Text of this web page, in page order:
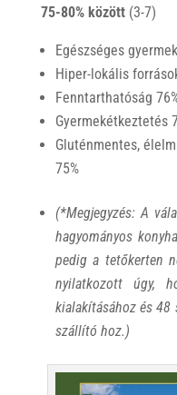
75-80% között(3-7)
Egészséges
Hiper-lokális
Fenntarthatóság
Gyermekétkeztetés
Gluténmentes,
75%
(*Megjegyzés: A
hagyományos
pedig a tetőkerten
nyilatkozott úgy,
kialakításához és 48
szállító hoz.)